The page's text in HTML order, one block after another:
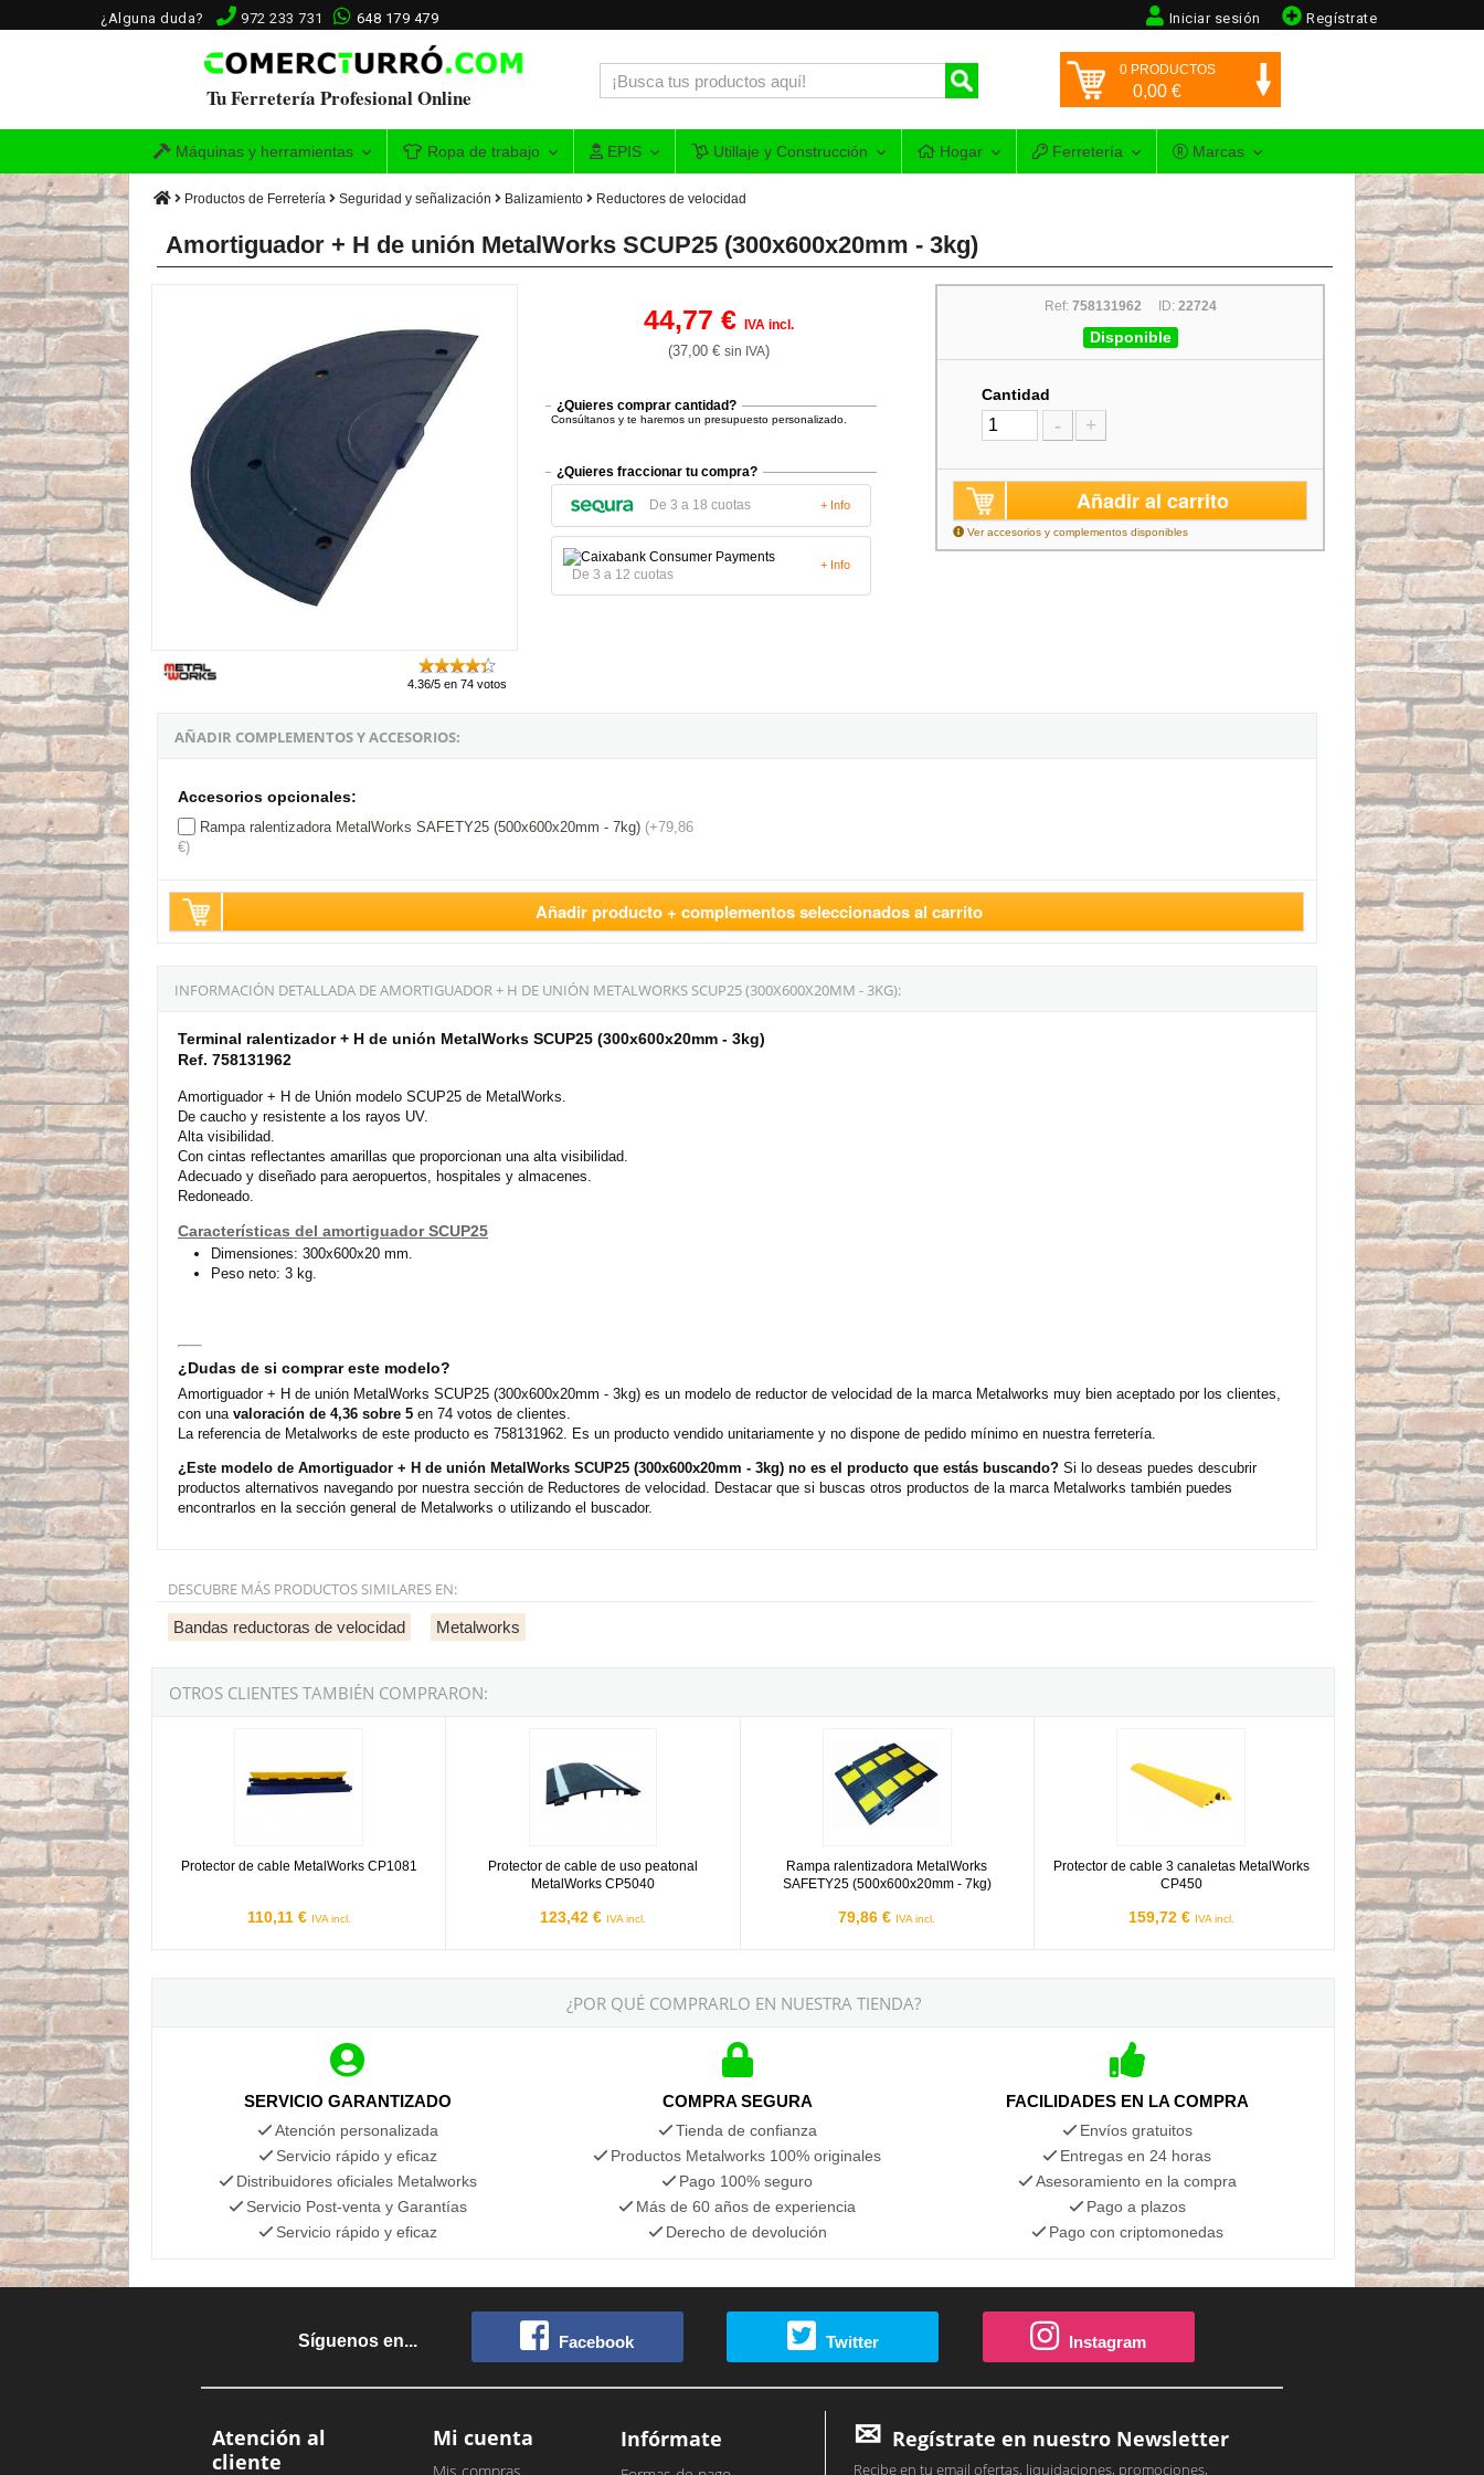
¿Alguna duda? 972 233 731 648 179 479 Regístrate
Iniciar sesión
Tu Ferretería Profesional Online
0 PRODUCTOS
0,00 €
Máquinas y herramientas Ropa de trabajo EPIS Utillaje y Construcción Hogar Ferretería Marcas
Productos de Ferretería Seguridad y señalización Balizamiento Reductores de velocidad
Amortiguador + H de unión MetalWorks SCUP25 (300x600x20mm - 3kg)
4.36/5 en 74 votos
44,77 €IVA incl.
(37,00 €sin IVA)
¿Quieres comprar cantidad?
Consúltanos y te haremos un presupuesto personalizado.
¿Quieres fraccionar tu compra?
De 3 a 18 cuotas + Info
De 3 a 12 cuotas
+ Info
Ref: 758131962 ID: 22724
Disponible
Cantidad
- +
Añadir al carrito
Ver accesorios y complementos disponibles
AÑADIR COMPLEMENTOS Y ACCESORIOS:
Accesorios opcionales:
Rampa ralentizadora MetalWorks SAFETY25 (500x600x20mm - 7kg) (+79,86
€)
Añadir producto + complementos seleccionados al carrito
INFORMACIÓN DETALLADA DE AMORTIGUADOR + H DE UNIÓN METALWORKS SCUP25 (300X600X20MM - 3KG):
Terminal ralentizador + H de unión MetalWorks SCUP25 (300x600x20mm - 3kg)
Ref. 758131962
Amortiguador + H de Unión modelo SCUP25 de MetalWorks.
De caucho y resistente a los rayos UV.
Alta visibilidad.
Con cintas reflectantes amarillas que proporcionan una alta visibilidad.
Adecuado y diseñado para aeropuertos, hospitales y almacenes.
Redoneado.
Características del amortiguador SCUP25
Dimensiones: 300x600x20 mm.
Peso neto: 3 kg.
¿Dudas de si comprar este modelo?
Amortiguador + H de unión MetalWorks SCUP25 (300x600x20mm - 3kg) es un modelo de reductor de velocidad de la marca Metalworks muy bien aceptado por los clientes,
con una valoración de 4,36 sobre 5 en 74 votos de clientes.
La referencia de Metalworks de este producto es 758131962. Es un producto vendido unitariamente y no dispone de pedido mínimo en nuestra ferretería.
¿Este modelo de Amortiguador + H de unión MetalWorks SCUP25 (300x600x20mm - 3kg) no es el producto que estás buscando? Si lo deseas puedes descubrir
productos alternativos navegando por nuestra sección de Reductores de velocidad. Destacar que si buscas otros productos de la marca Metalworks también puedes
encontrarlos en la sección general de Metalworks o utilizando el buscador.
DESCUBRE MÁS PRODUCTOS SIMILARES EN:
Bandas reductoras de velocidad Metalworks
OTROS CLIENTES TAMBIÉN COMPRARON:
Protector de cable MetalWorks CP1081
110,11 € IVA incl.
Protector de cable de uso peatonal
MetalWorks CP5040
123,42 € IVA incl.
Rampa ralentizadora MetalWorks
SAFETY25 (500x600x20mm - 7kg)
79,86 € IVA incl.
Protector de cable 3 canaletas MetalWorks
CP450
159,72 € IVA incl.
Protector de cable 3 canaletas MetalWorks CP450
¿POR QUÉ COMPRARLO EN NUESTRA TIENDA?
SERVICIO GARANTIZADO
Atención personalizada
Servicio rápido y eficaz
Distribuidores oficiales Metalworks
Servicio Post-venta y Garantías
Servicio rápido y eficaz
COMPRA SEGURA
Tienda de confianza
Productos Metalworks 100% originales
Pago 100% seguro
Más de 60 años de experiencia
Derecho de devolución
FACILIDADES EN LA COMPRA
Envíos gratuitos
Entregas en 24 horas
Asesoramiento en la compra
Pago a plazos
Pago con criptomonedas
Síguenos en... Facebook Twitter Instagram
Atención al
cliente
Mi cuenta Infórmate Regístrate en nuestro Newsletter
Recibe en tu email ofertas, liquidaciones, promociones,